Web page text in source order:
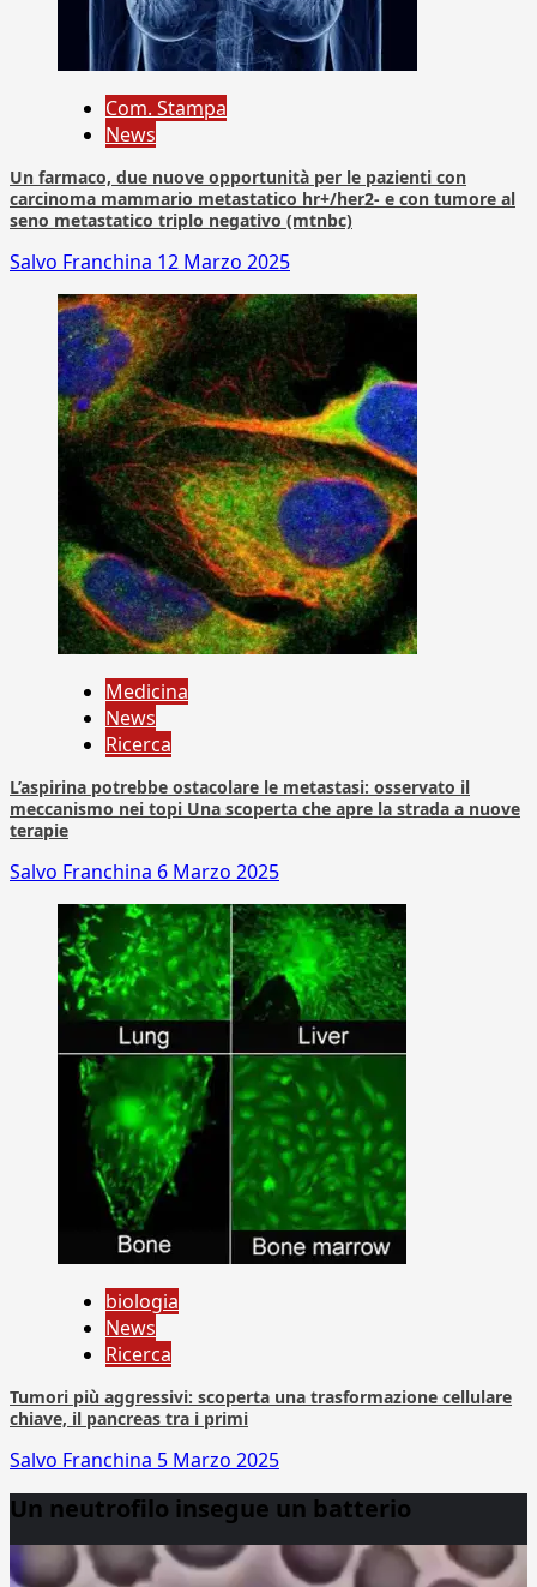
Com. Stampa
News
Un farmaco, due nuove opportunità per le pazienti con
carcinoma mammario metastatico hr+/her2- e con tumore al
seno metastatico triplo negativo (mtnbc)
Salvo Franchina 12 Marzo 2025
Medicina
News
Ricerca
L’aspirina potrebbe ostacolare le metastasi: osservato il
meccanismo nei topi Una scoperta che apre la strada a nuove
terapie
Salvo Franchina 6 Marzo 2025
biologia
News
Ricerca
Tumori più aggressivi: scoperta una trasformazione cellulare
chiave, il pancreas tra i primi
Salvo Franchina 5 Marzo 2025
Un neutrofilo insegue un batterio
Player